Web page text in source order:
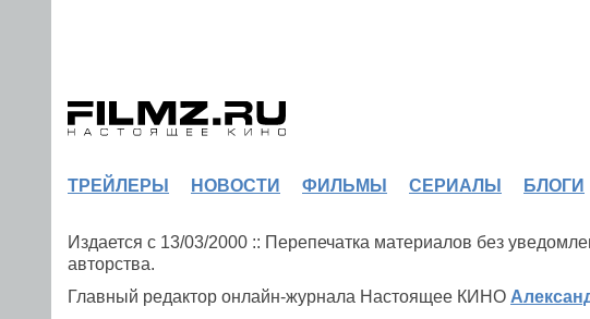
ТРЕЙЛЕРЫ НОВОСТИ ФИЛЬМЫ СЕРИАЛЫ БЛОГИ
Издается с 13/03/2000 :: Перепечатка материалов без
авторства.
Главный редактор онлайн-журнала Настоящее КИНО